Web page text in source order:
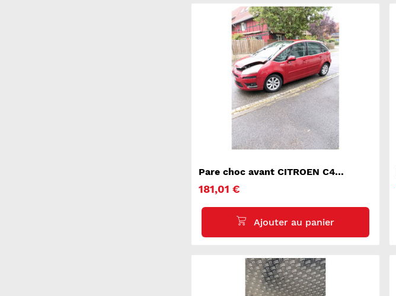
Pare choc avant CITROEN C4
181,01 €